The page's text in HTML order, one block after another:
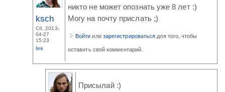
ksch
Сб, 2013-
04-27
15:23
link
никто не может опознать уже 8 лет :)
Могу на почту прислать ;)
Войти или зарегистрироваться для того, чтобы
оставить свой комментарий.
Присылай :)